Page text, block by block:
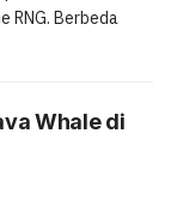
RNG. Berbeda
Whale di